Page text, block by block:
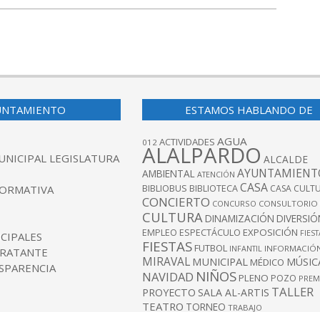
LEGISLATURA
ESTAMOS HABLANDO DE
012 ACTIVIDADES AGUA
ALALPARDO ALCALDE
AMBIENTAL ATENCIÓN
BIBLIOBUS BIBLIOTECACASA CASA
CONCIERTO CONCURSO CONSULTORIO
CULTURA DINAMIZACIÓN
EMPLEO ESPECTÁCULO EXPOSICIÓN
FIESTAS FUTBOL INFANTIL
MIRAVAL MUNICIPAL MÉDICO
NAVIDAD NIÑOS PLENO POZO
PROYECTO SALA AL-ARTIS TALLER
TEATRO TORNEO TRABAJO